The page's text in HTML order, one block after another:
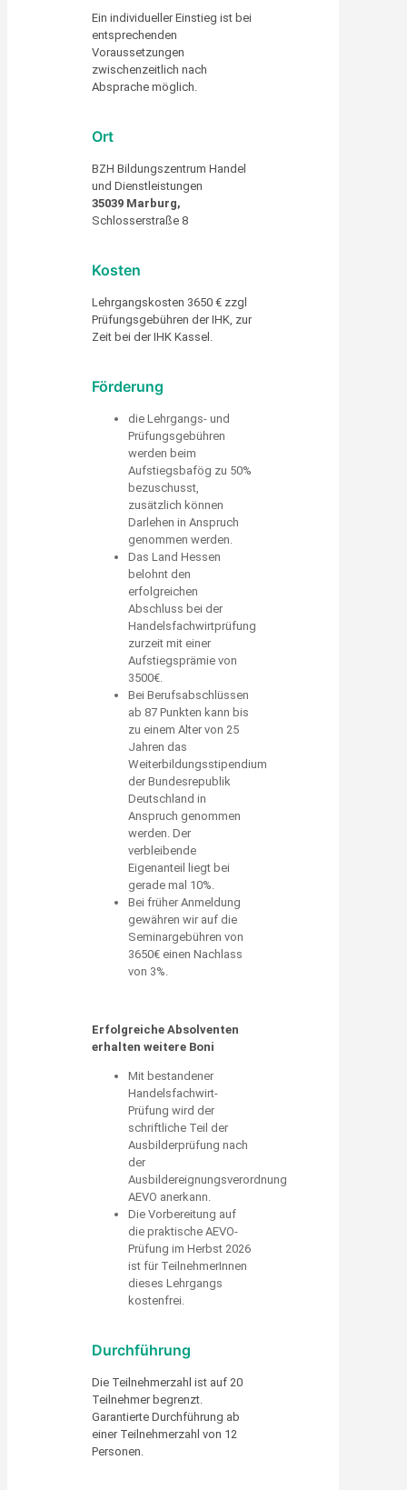
Ein individueller Einstieg ist bei
entsprechenden
Voraussetzungen
zwischenzeitlich nach
Absprache möglich.
Ort
BZH Bildungszentrum Handel
und Dienstleistungen
35039 Marburg,
Schlosserstraße 8
Kosten
Lehrgangskosten 3650 € zzgl
Prüfungsgebühren der IHK, zur
Zeit bei der IHK Kassel.
Förderung
die Lehrgangs- und
Prüfungsgebühren
werden beim
Aufstiegsbafög zu 50%
bezuschusst,
zusätzlich können
Darlehen in Anspruch
genommen werden.
Das Land Hessen
belohnt den
erfolgreichen
Abschluss bei der
Handelsfachwirtprüfung
zurzeit mit einer
Aufstiegsprämie von
3500€.
Bei Berufsabschlüssen
ab 87 Punkten kann bis
zu einem Alter von 25
Jahren das
Weiterbildungsstipendium
der Bundesrepublik
Deutschland in
Anspruch genommen
werden. Der
verbleibende
Eigenanteil liegt bei
gerade mal 10%.
Bei früher Anmeldung
gewähren wir auf die
Seminargebühren von
3650€ einen Nachlass
von 3%.
Erfolgreiche Absolventen
erhalten weitere Boni
Mit bestandener
Handelsfachwirt-
Prüfung wird der
schriftliche Teil der
Ausbilderprüfung nach
der
Ausbildereignungsverordnung
AEVO anerkann.
Die Vorbereitung auf
die praktische AEVO-
Prüfung im Herbst 2026
ist für TeilnehmerInnen
dieses Lehrgangs
kostenfrei.
Durchführung
Die Teilnehmerzahl ist auf 20
Teilnehmer begrenzt.
Garantierte Durchführung ab
einer Teilnehmerzahl von 12
Personen.